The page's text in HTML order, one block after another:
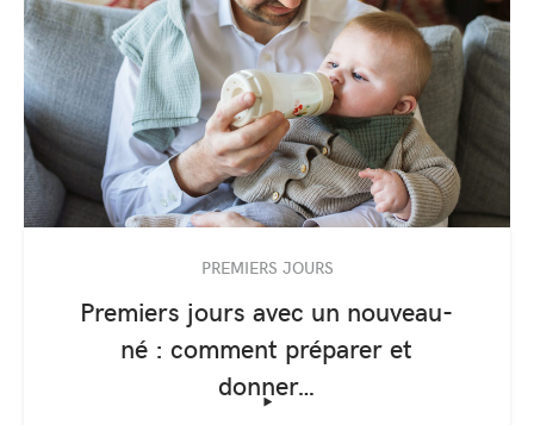
PREMIERS JOURS
Premiers jours avec un nouveau-
né : comment préparer et
donner…
‣